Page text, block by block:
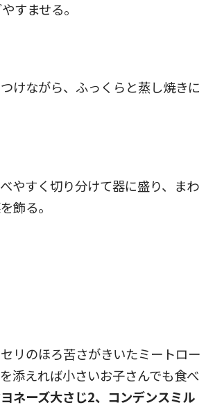
すませる。
けながら、ふっくらと蒸し焼きに
やすく切り分けて器に盛り、まわ
飾る。
リのほろ苦さがきいたミートロー
添えれば小さいお子さんでも食べ
ネーズ大さじ2、コンデンスミル